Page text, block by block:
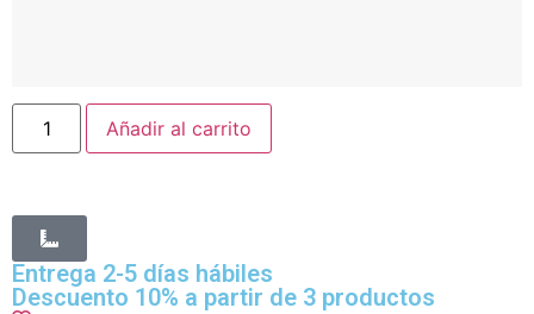
Añadir al carrito
Entrega 2-5 días hábiles
Descuento 10% a partir de 3 productos